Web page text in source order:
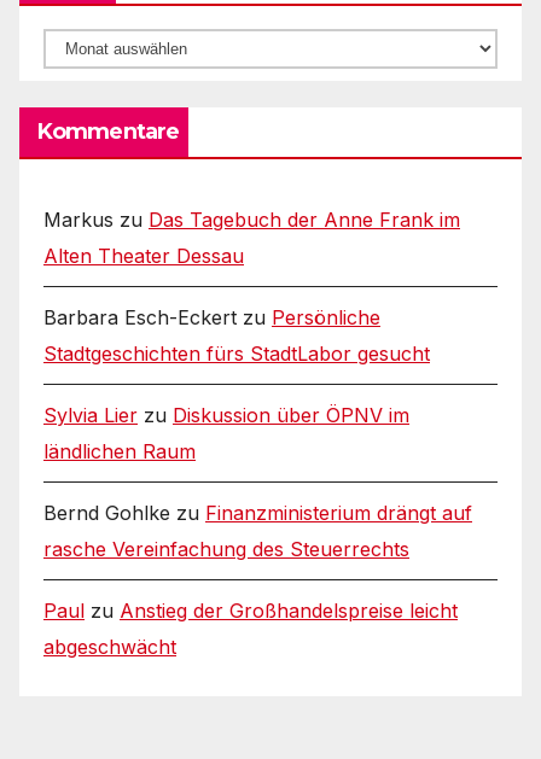
Archiv
Kommentare
Markus zu Das Tagebuch der Anne Frank im
Alten Theater Dessau
Barbara Esch-Eckert zu Persönliche
Stadtgeschichten fürs StadtLabor gesucht
Sylvia Lier zu Diskussion über ÖPNV im
ländlichen Raum
Bernd Gohlke zu Finanzministerium drängt auf
rasche Vereinfachung des Steuerrechts
Paul zu Anstieg der Großhandelspreise leicht
abgeschwächt